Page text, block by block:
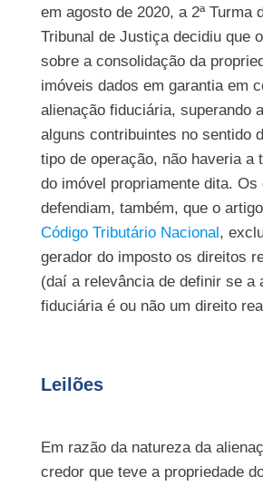
em agosto de 2020, a 2ª Turma
Tribunal de Justiça decidiu que o
sobre a consolidação da
imóveis dados em garantia em
alienação fiduciária, superando
alguns contribuintes no sentido
tipo de operação, não haveria a
do imóvel propriamente dita. Os
defendiam, também, que o
Código Tributário Nacional,
gerador do imposto os direitos
(daí a relevância de definir se a
fiduciária é ou não um direito
Leilões
Em razão da natureza da
credor que teve a propriedade